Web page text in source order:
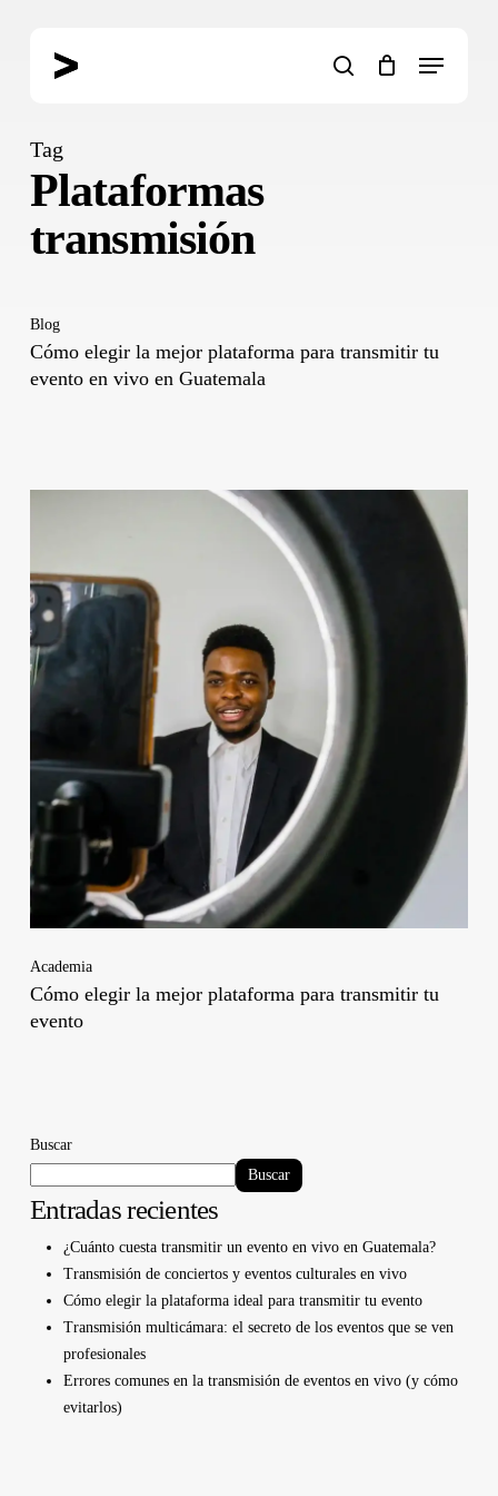
search
Menu
Tag
Plataformas
transmisión
Blog
Cómo elegir la mejor plataforma para transmitir tu
evento en vivo en Guatemala
Academia
Cómo elegir la mejor plataforma para transmitir tu
evento
Buscar
Buscar
Entradas recientes
¿Cuánto cuesta transmitir un evento en vivo en Guatemala?
Transmisión de conciertos y eventos culturales en vivo
Cómo elegir la plataforma ideal para transmitir tu evento
Transmisión multicámara: el secreto de los eventos que se ven
profesionales
Errores comunes en la transmisión de eventos en vivo (y cómo
evitarlos)